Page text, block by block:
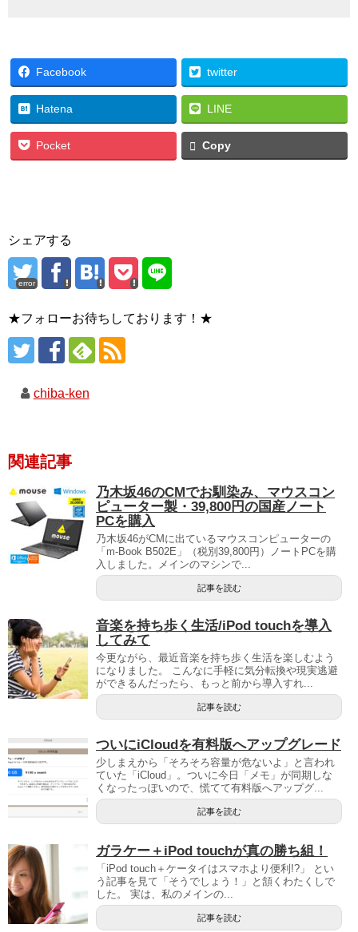
Facebook twitter
Hatena LINE
Pocket Copy
シェアする
error
★フォローお待ちしております！★
chiba-ken
関連記事
乃木坂46のCMでお馴染み、マウスコン
ピューター製・39,800円の国産ノート
PCを購入
乃木坂46がCMに出ているマウスコンピューターの
「m-Book B502E」（税別39,800円）ノートPCを購
入しました。メインのマシンで...
記事を読む
音楽を持ち歩く生活/iPod touchを導入
してみて
今更ながら、最近音楽を持ち歩く生活を楽しむよう
になりました。 こんなに手軽に気分転換や現実逃避
ができるんだったら、もっと前から導入すれ...
記事を読む
ついにiCloudを有料版へアップグレード
少しまえから「そろそろ容量が危ないよ」と言われ
ていた「iCloud」。ついに今日「メモ」が同期しな
くなったっぽいので、慌てて有料版へアップグ...
記事を読む
ガラケー＋iPod touchが真の勝ち組！
「iPod touch＋ケータイはスマホより便利!?」 とい
う記事を見て「そうでしょう！」と頷くわたくしで
した。 実は、私のメインの...
記事を読む